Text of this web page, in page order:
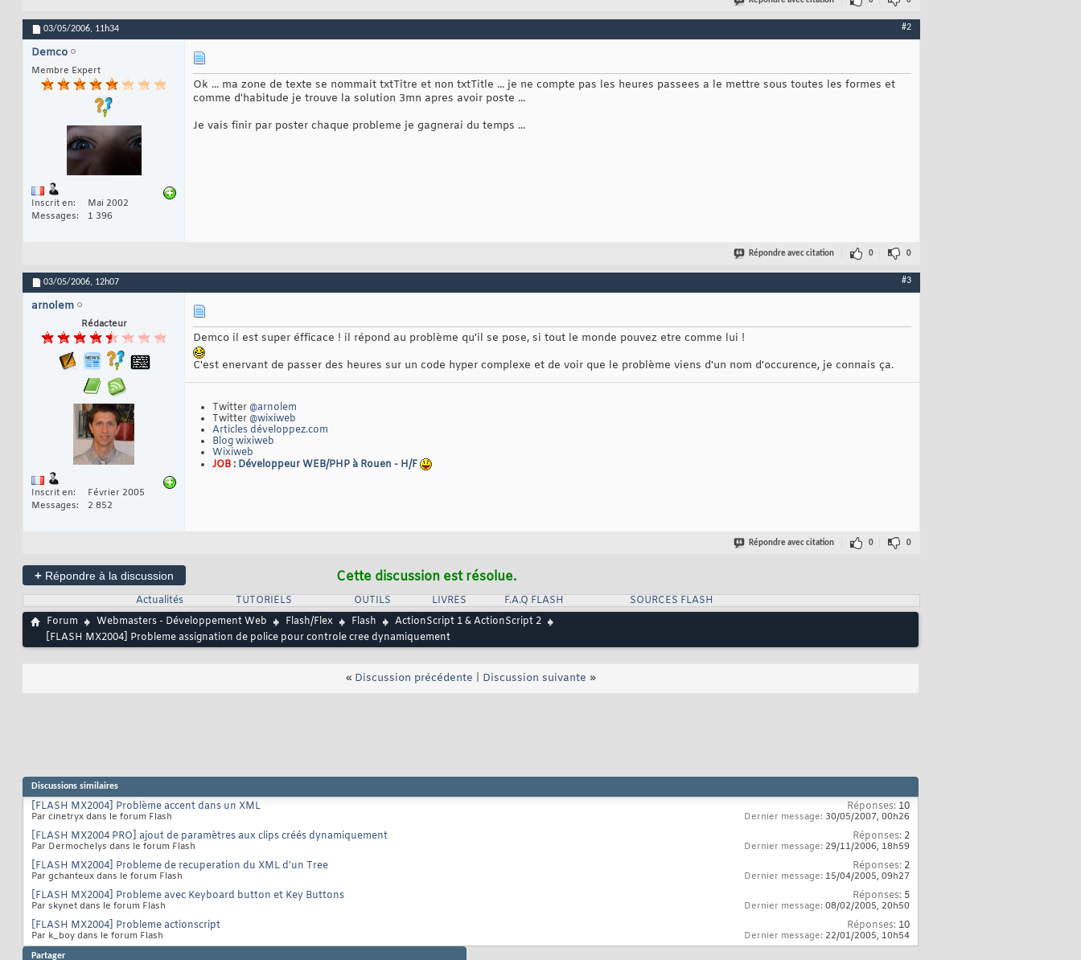
03/05/2006, 11h34 #2
Demco
Membre Expert
Inscrit en
Mai 2002
Messages
1 396
Ok ... ma zone de texte se nommait txtTitre et non txtTitle ... je ne compte pas les heures passees a le mettre sous toutes les formes et
comme d'habitude je trouve la solution 3mn apres avoir poste ...
Je vais finir par poster chaque probleme je gagnerai du temps ...
Répondre avec citation 0 0
03/05/2006, 12h07 #3
arnolem
Rédacteur
Inscrit en
Février 2005
Messages
2 852
Demco il est super éfficace ! il répond au problème qu'il se pose, si tout le monde pouvez etre comme lui !
C'est enervant de passer des heures sur un code hyper complexe et de voir que le problème viens d'un nom d'occurence, je connais ça.
Twitter@arnolem
Twitter@wixiweb
Articles développez.com
Blog wixiweb
Wixiweb
JOB: Développeur WEB/PHP à Rouen - H/F
Répondre avec citation 0 0
+ Répondre à la discussion Cette discussion est résolue.
Actualités TUTORIELS OUTILS LIVRES F.A.Q FLASH
SOURCES FLASH
Forum
Webmasters - Développement Web Flash/Flex Flash
ActionScript 1 & ActionScript 2
[FLASH MX2004] Probleme assignation de police pour controle cree dynamiquement
« Discussion précédente Discussion suivante »
Discussions similaires
[FLASH MX2004] Problème accent dans un XML
Par cinetryx dans le forum Flash
Réponses: 10
Dernier message: 30/05/2007, 00h26
[FLASH MX2004 PRO] ajout de paramètres aux clips créés dynamiquement
Par Dermochelys dans le forum Flash
Réponses: 2
Dernier message: 29/11/2006, 18h59
[FLASH MX2004] Probleme de recuperation du XML d'un Tree
Par gchanteux dans le forum Flash
Réponses: 2
Dernier message: 15/04/2005, 09h27
[FLASH MX2004] Probleme avec Keyboard button et Key Buttons
Par skynet dans le forum Flash
Réponses: 5
Dernier message: 08/02/2005, 20h50
[FLASH MX2004] Probleme actionscript
Par k_boy dans le forum Flash
Réponses: 10
Dernier message: 22/01/2005, 10h54
Partager